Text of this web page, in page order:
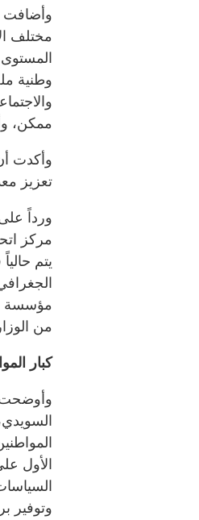
وأضافت
مختلف
وطنية
ممكن،
وأكدت
تعزيز
ورداً
مركز
يتم
مؤسسة
من
كبار
وأوضحت
الأول
وتوفير